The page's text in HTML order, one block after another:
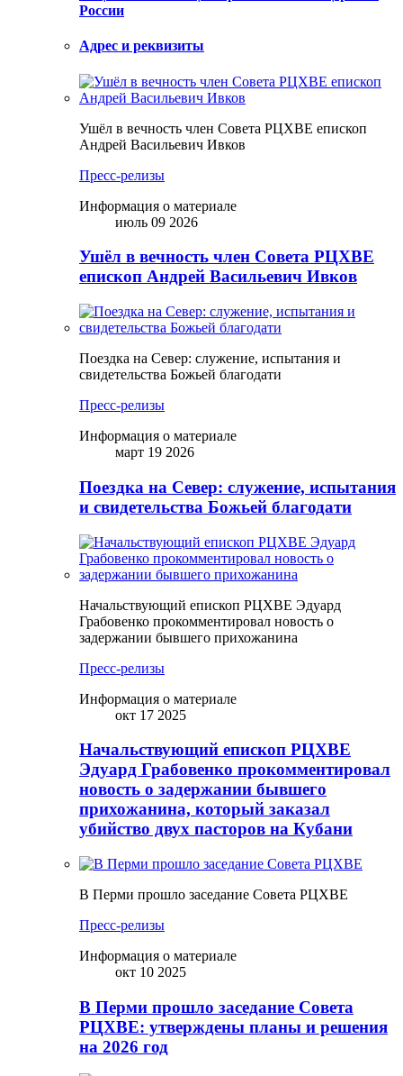
России
Адрес и реквизиты
Ушёл в вечность член Совета РЦХВЕ епископ
Андрей Васильевич Ивков
Пресс-релизы
Информация о материале
июль 09 2026
Ушёл в вечность член Совета РЦХВЕ
епископ Андрей Васильевич Ивков
Поездка на Север: служение, испытания и
свидетельства Божьей благодати
Пресс-релизы
Информация о материале
март 19 2026
Поездка на Север: служение, испытания
и свидетельства Божьей благодати
Начальствующий епископ РЦХВЕ Эдуард
Грабовенко прокомментировал новость о
задержании бывшего прихожанина
Пресс-релизы
Информация о материале
окт 17 2025
Начальствующий епископ РЦХВЕ
Эдуард Грабовенко прокомментировал
новость о задержании бывшего
прихожанина, который заказал
убийство двух пасторов на Кубани
В Перми прошло заседание Совета РЦХВЕ
Пресс-релизы
Информация о материале
окт 10 2025
В Перми прошло заседание Совета
РЦХВЕ: утверждены планы и решения
на 2026 год